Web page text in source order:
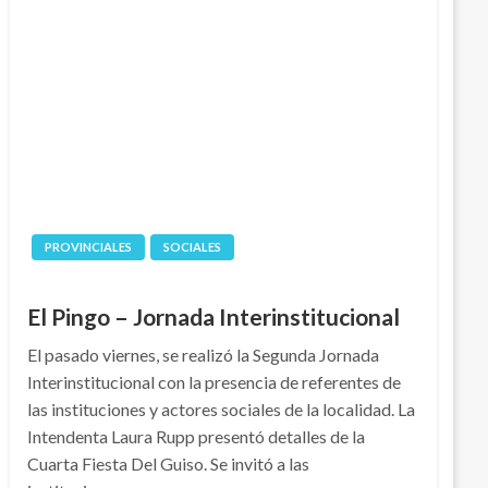
PROVINCIALES SOCIALES
El Pingo – Jornada Interinstitucional
El pasado viernes, se realizó la Segunda Jornada
Interinstitucional con la presencia de referentes de
las instituciones y actores sociales de la localidad. La
Intendenta Laura Rupp presentó detalles de la
Cuarta Fiesta Del Guiso. Se invitó a las